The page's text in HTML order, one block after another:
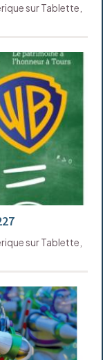
sur Tablette,
sur Tablette,